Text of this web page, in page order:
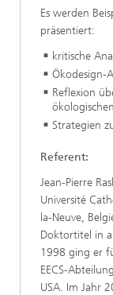
Es werden
präsentiert:
kritische
Ökodesign-
Reflexion
Strategien
Referent:
Jean-Pierre
Université
la-Neuve,
Doktortitel in
1998 ging er
EECS-
USA. Im Jahr